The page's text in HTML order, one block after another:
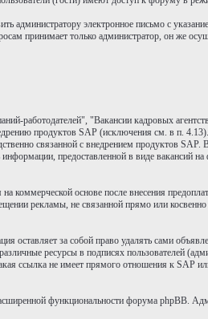
администратору электронное письмо с
принимает только администратор, он же
работодателей", "Вакансии кадровых
продуктов SAP (исключения см. в п.
связанной с внедрением продуктов SAP.
предоставленной в виде вакансий
основе после внесения
рекламы, не связанной прямо или косвенно
за собой право удалять сами
ресурсы в подписях пользователей
ссылка не имеет прямого отношения к SAP
функциональности форума phpBB.